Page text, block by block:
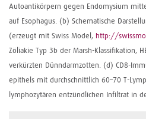
Autoantikörpern gegen Endomysium
auf Esophagus. (b) Schematische
(erzeugt mit Swiss Model, http://
Zöliakie Typ 3b der Marsh-Klassifikation,
verkürzten Dünndarmzotten. (d) CD8-
epithels mit durchschnittlich 60–70 T-
lymphozytären entzündlichen Infiltrat in